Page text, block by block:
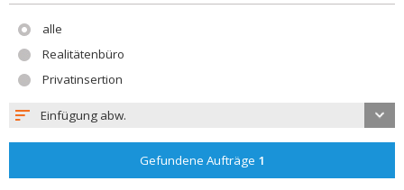
alle
Realitätenbüro
Privatinsertion
Einfügung abw.
Gefundene Aufträge 1